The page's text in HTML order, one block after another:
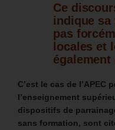
Ce
indique sa
pas
locales et
également
C’est le cas de l’APEC
l’enseignement
dispositifs de
sans formation, sont